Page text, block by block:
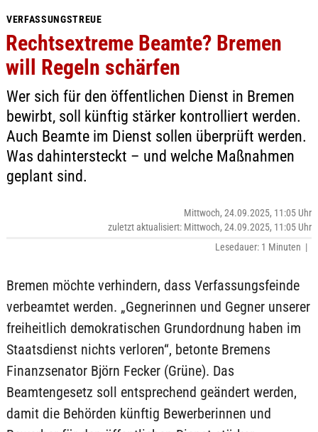
VERFASSUNGSTREUE
Rechtsextreme Beamte? Bremen
will Regeln schärfen
Wer sich für den öffentlichen Dienst in Bremen
bewirbt, soll künftig stärker kontrolliert werden.
Auch Beamte im Dienst sollen überprüft werden.
Was dahintersteckt – und welche Maßnahmen
geplant sind.
Mittwoch, 24.09.2025, 11:05 Uhr
zuletzt aktualisiert: Mittwoch, 24.09.2025, 11:05 Uhr
Lesedauer: 1 Minuten |
Bremen möchte verhindern, dass Verfassungsfeinde
verbeamtet werden. „Gegnerinnen und Gegner unserer
freiheitlich demokratischen Grundordnung haben im
Staatsdienst nichts verloren“, betonte Bremens
Finanzsenator Björn Fecker (Grüne). Das
Beamtengesetz soll entsprechend geändert werden,
damit die Behörden künftig Bewerberinnen und